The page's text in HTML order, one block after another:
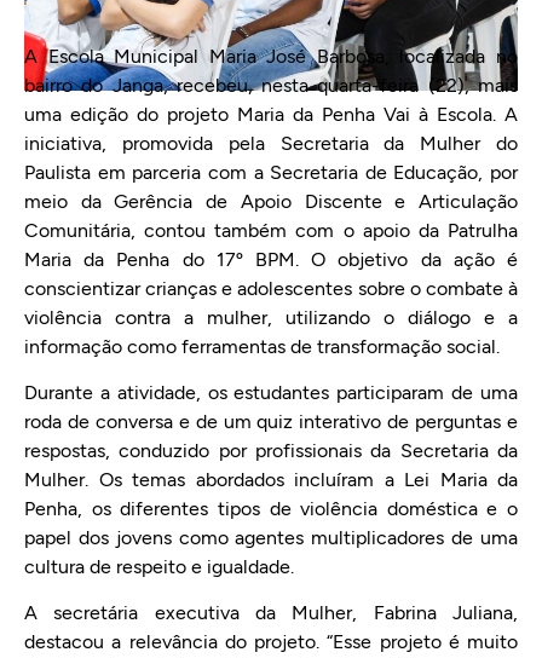
A Escola Municipal Maria José Barbosa, localizada no
bairro do Janga, recebeu, nesta quarta-feira (22), mais
uma edição do projeto Maria da Penha Vai à Escola. A
iniciativa, promovida pela Secretaria da Mulher do
Paulista em parceria com a Secretaria de Educação, por
meio da Gerência de Apoio Discente e Articulação
Comunitária, contou também com o apoio da Patrulha
Maria da Penha do 17º BPM. O objetivo da ação é
conscientizar crianças e adolescentes sobre o combate à
violência contra a mulher, utilizando o diálogo e a
informação como ferramentas de transformação social.
Durante a atividade, os estudantes participaram de uma
roda de conversa e de um quiz interativo de perguntas e
respostas, conduzido por profissionais da Secretaria da
Mulher. Os temas abordados incluíram a Lei Maria da
Penha, os diferentes tipos de violência doméstica e o
papel dos jovens como agentes multiplicadores de uma
cultura de respeito e igualdade.
A secretária executiva da Mulher, Fabrina Juliana,
destacou a relevância do projeto. “Esse projeto é muito